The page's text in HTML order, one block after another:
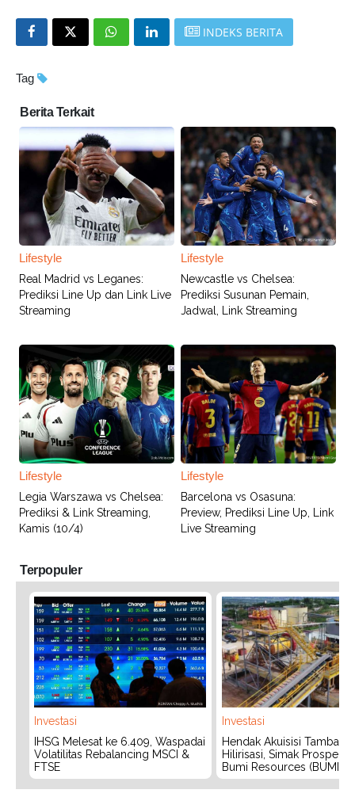
INDEKS BERITA
Tag
Berita Terkait
Lifestyle
Real Madrid vs Leganes:
Prediksi Line Up dan Link Live
Streaming
Lifestyle
Newcastle vs Chelsea:
Prediksi Susunan Pemain,
Jadwal, Link Streaming
Lifestyle
Legia Warszawa vs Chelsea:
Prediksi & Link Streaming,
Kamis (10/4)
Lifestyle
Barcelona vs Osasuna:
Preview, Prediksi Line Up, Link
Live Streaming
Terpopuler
Investasi
IHSG Melesat ke 6.409, Waspadai
Volatilitas Rebalancing MSCI &
FTSE
Investasi
Hendak Akuisisi
Hilirisasi, Simak Prospek
Bumi Resources (BUMI)